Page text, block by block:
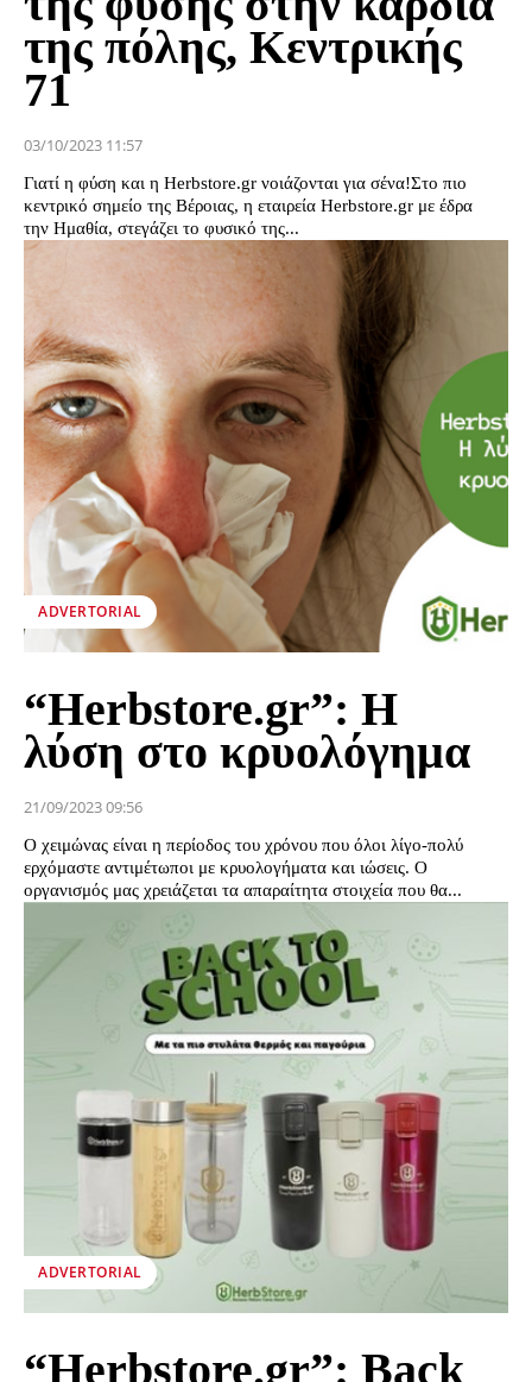
της πόλης, Κεντρικής
71
03/10/2023 11:57
Γιατί η φύση και η Herbstore.gr νοιάζονται για σένα!Στο πιο
κεντρικό σημείο της Βέροιας, η εταιρεία Herbstore.gr με έδρα
την Ημαθία, στεγάζει το φυσικό της...
ADVERTORIAL
“Herbstore.gr”: Η
λύση στο κρυολόγημα
21/09/2023 09:56
Ο χειμώνας είναι η περίοδος του χρόνου που όλοι λίγο-πολύ
ερχόμαστε αντιμέτωποι με κρυολογήματα και ιώσεις. Ο
οργανισμός μας χρειάζεται τα απαραίτητα στοιχεία που θα...
ADVERTORIAL
“Herbstore.gr”: Back